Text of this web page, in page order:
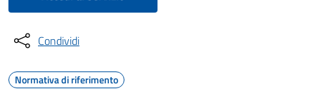
Condividi
Normativa di riferimento